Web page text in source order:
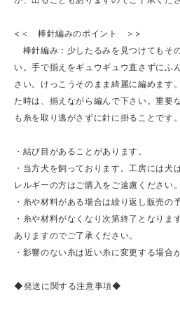
<＜ 棒針編みのポイント ＞>
棒針編み：少したるみを見つけてもそ
い。手で揃えをギュウギュウ直さずにふ
さい。けっこうそのまま綺麗に編めます
た時は、揃えながら編んで下さい。重要
も糸を取り逃がさずに針に掛ることです
・結び目があることがあります。
・当方犬を飼っております。工房には犬
レルギーの方はご購入をご遠慮ください。
・糸や材料がある場合は繰り返し販売の
・糸や材料がなくなり次第終了となりま
ありますのでご了承ください。
・影響のない糸は近い糸に変更する場合
◆発送に関する注意事項◆